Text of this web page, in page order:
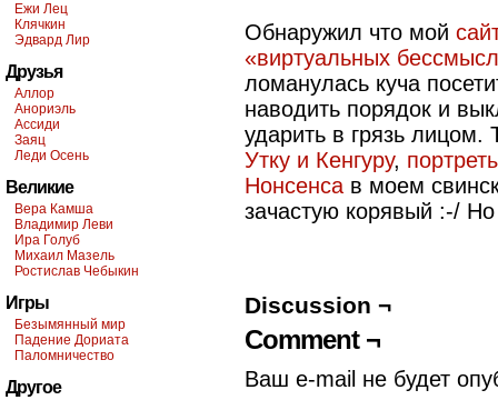
Ежи Лец
Клячкин
Эдвард Лир
Друзья
Аллор
Анориэль
Ассиди
Заяц
Леди Осень
Великие
Вера Камша
Владимир Леви
Ира Голуб
Михаил Мазель
Ростислав Чебыкин
Игры
Безымянный мир
Падение Дориата
Паломничество
Другое
Обнаружил что мой
«виртуальных
ломанулась куча
наводить порядок и
ударить в грязь лицом.
Утку и Кенгуру,
Нонсенса в моем
зачастую корявый :-/
Discussion ¬
Comment ¬
Ваш e-mail не будет